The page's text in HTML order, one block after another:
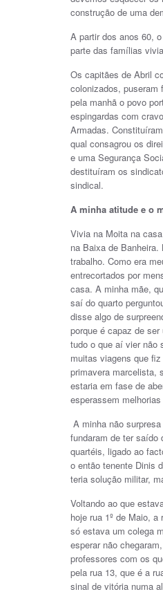
construção de uma
A partir dos anos 60,
parte das famílias
Os capitães de Abril
colonizados, puseram
pela manhã o povo
espingardas com
Armadas.
qual consagrou os
e uma Segurança
destituíram os
sindical.
A minha atitude e o
Vivia na Moita na
na Baixa de
trabalho. Como era
entrecortados por
casa. A minha mãe,
saí do quarto
disse algo de
porque é capaz de
tudo o que aí vier não
muitas viagens que
primavera marcelista,
estaria em fase de
esperassem
A minha não
fundaram de ter saído
quartéis, ligado ao
o então tenente Dinis
teria solução militar,
Voltando ao que
hoje rua 1º de Maio,
só estava um colega
esperar não
professores com os
pela rua 13, que é a
sinal de vitória numa